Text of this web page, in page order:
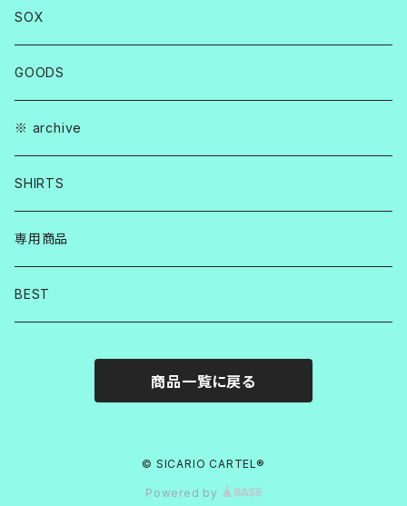
SOX
GOODS
※ archive
SHIRTS
専用商品
BEST
商品一覧に戻る
© SICARIO CARTEL®︎
Powered by